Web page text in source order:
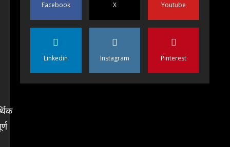
Facebook X Youtube
Linkedin Instagram Pinterest